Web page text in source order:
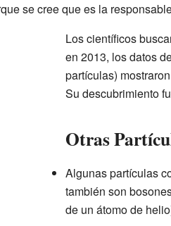
se cree que es la
Los científicos
en 2013, los datos
partículas)
Su descubrimiento
Otras
Algunas partículas
también son
de un átomo de